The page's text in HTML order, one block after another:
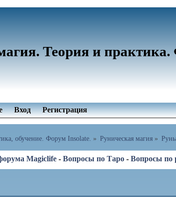
Теория и
Вход Регистрация
обучение. Форум Insolate. » Руническая магия »
Magiclife -Вопросы по Таро -Вопросы по